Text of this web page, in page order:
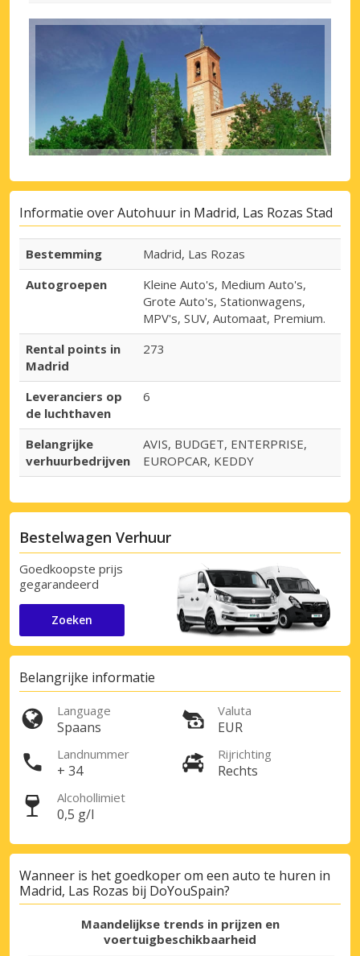
Informatie over Autohuur in Madrid, Las Rozas Stad
Bestemming
Madrid, Las Rozas
Autogroepen
Kleine Auto's, Medium Auto's,
Grote Auto's, Stationwagens,
MPV's, SUV, Automaat, Premium.
Rental points in
Madrid
273
Leveranciers op
de luchthaven
6
Belangrijke
verhuurbedrijven
AVIS, BUDGET, ENTERPRISE,
EUROPCAR, KEDDY
Bestelwagen Verhuur
Goedkoopste prijs
gegarandeerd
Zoeken
Belangrijke informatie
Language
Spaans
Valuta
EUR
Landnummer
+ 34
Rijrichting
Rechts
Alcohollimiet
0,5 g/l
Wanneer is het goedkoper om een auto te huren in
Madrid, Las Rozas bij DoYouSpain?
Maandelijkse trends in prijzen en
voertuigbeschikbaarheid